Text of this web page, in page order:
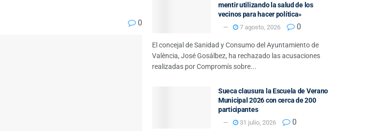
0
mentir utilizando la salud de los
vecinos para hacer política»
7 agosto, 2026 0
El concejal de Sanidad y Consumo del Ayuntamiento de
València, José Gosálbez, ha rechazado las acusaciones
realizadas por Compromís sobre...
Sueca clausura la Escuela de Verano
Municipal 2026 con cerca de 200
participantes
31 julio, 2026 0